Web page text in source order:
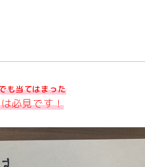
も当てはまった
必見です！